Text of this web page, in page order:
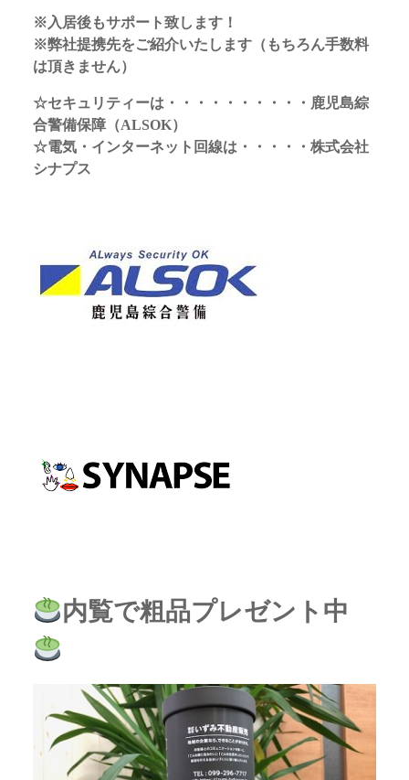
※入居後もサポート致します！
※弊社提携先をご紹介いたします（もちろん手数料
は頂きません）
☆セキュリティーは・・・・・・・・・・鹿児島綜
合警備保障（ALSOK）
☆電気・インターネット回線は・・・・・株式会社
シナプス
内覧で粗品プレゼント中